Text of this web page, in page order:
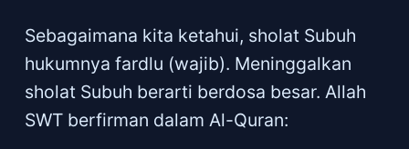
Sebagaimana kita ketahui, sholat Subuh
hukumnya fardlu (wajib). Meninggalkan
sholat Subuh berarti berdosa besar. Allah
SWT berfirman dalam Al-Quran: